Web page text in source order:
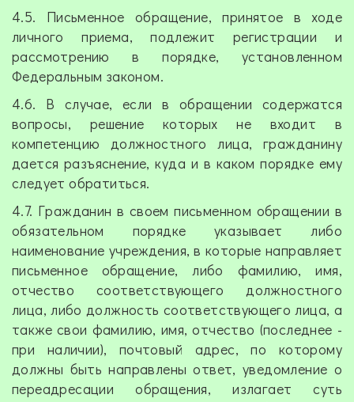
4.5. Письменное обращение, принятое в ходе
личного приема, подлежит регистрации и
рассмотрению в порядке, установленном
Федеральным законом.
4.6. В случае, если в обращении содержатся
вопросы, решение которых не входит в
компетенцию должностного лица, гражданину
дается разъяснение, куда и в каком порядке ему
следует обратиться.
4.7. Гражданин в своем письменном обращении в
обязательном порядке указывает либо
наименование учреждения, в которые направляет
письменное обращение, либо фамилию, имя,
отчество соответствующего должностного
лица, либо должность соответствующего лица, а
также свои фамилию, имя, отчество (последнее -
при наличии), почтовый адрес, по которому
должны быть направлены ответ, уведомление о
переадресации обращения, излагает суть